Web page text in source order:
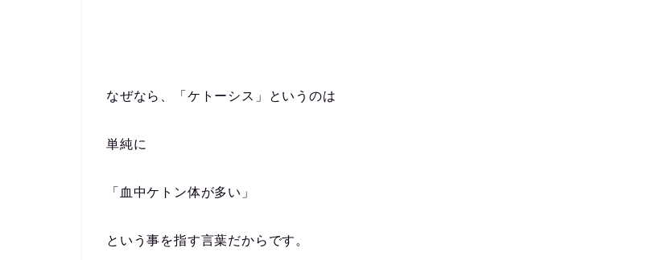
なぜなら、「ケトーシス」というのは
単純に
「血中ケトン体が多い」
という事を指す言葉だからです。